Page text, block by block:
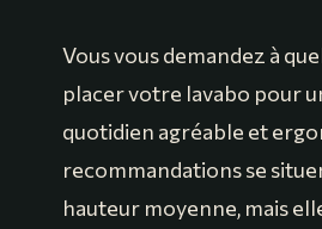
Vous vous demandez à
placer votre lavabo pour
quotidien agréable et
recommandations se
hauteur moyenne, mais